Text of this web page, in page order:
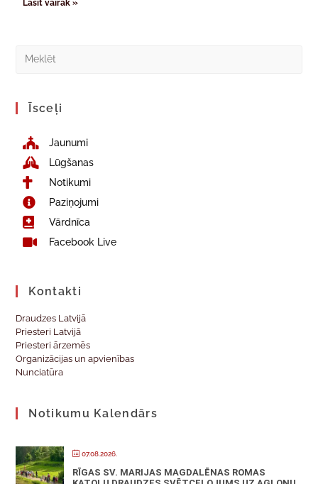
Lasīt vairāk »
Īsceļi
Jaunumi
Lūgšanas
Notikumi
Paziņojumi
Vārdnīca
Facebook Live
Kontakti
Draudzes Latvijā
Priesteri Latvijā
Priesteri ārzemēs
Organizācijas un apvienības
Nunciatūra
Notikumu Kalendārs
07.08.2026.
RĪGAS SV. MARIJAS MAGDALĒNAS ROMAS